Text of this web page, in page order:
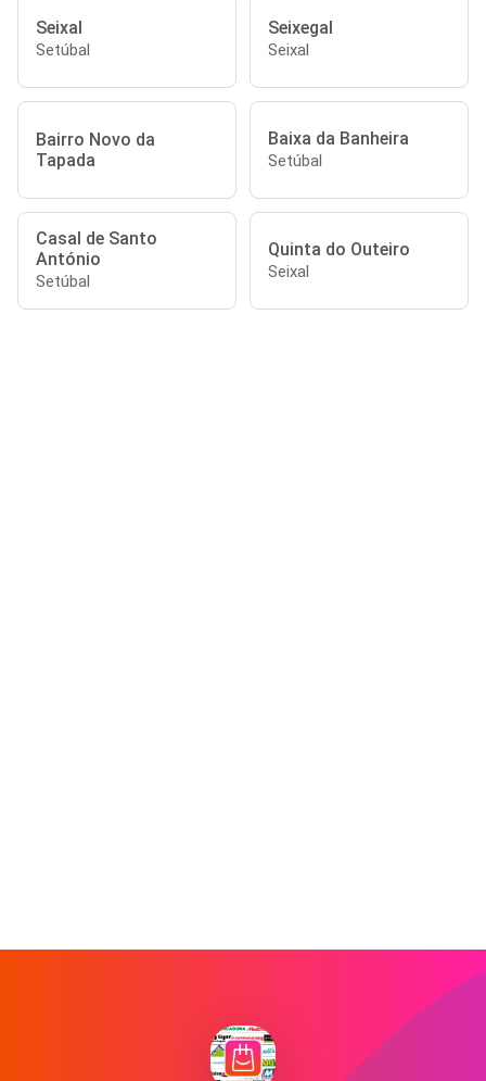
Seixal
Setúbal
Seixegal
Seixal
Bairro Novo da
Tapada
Baixa da Banheira
Setúbal
Casal de Santo
António
Setúbal
Quinta do Outeiro
Seixal